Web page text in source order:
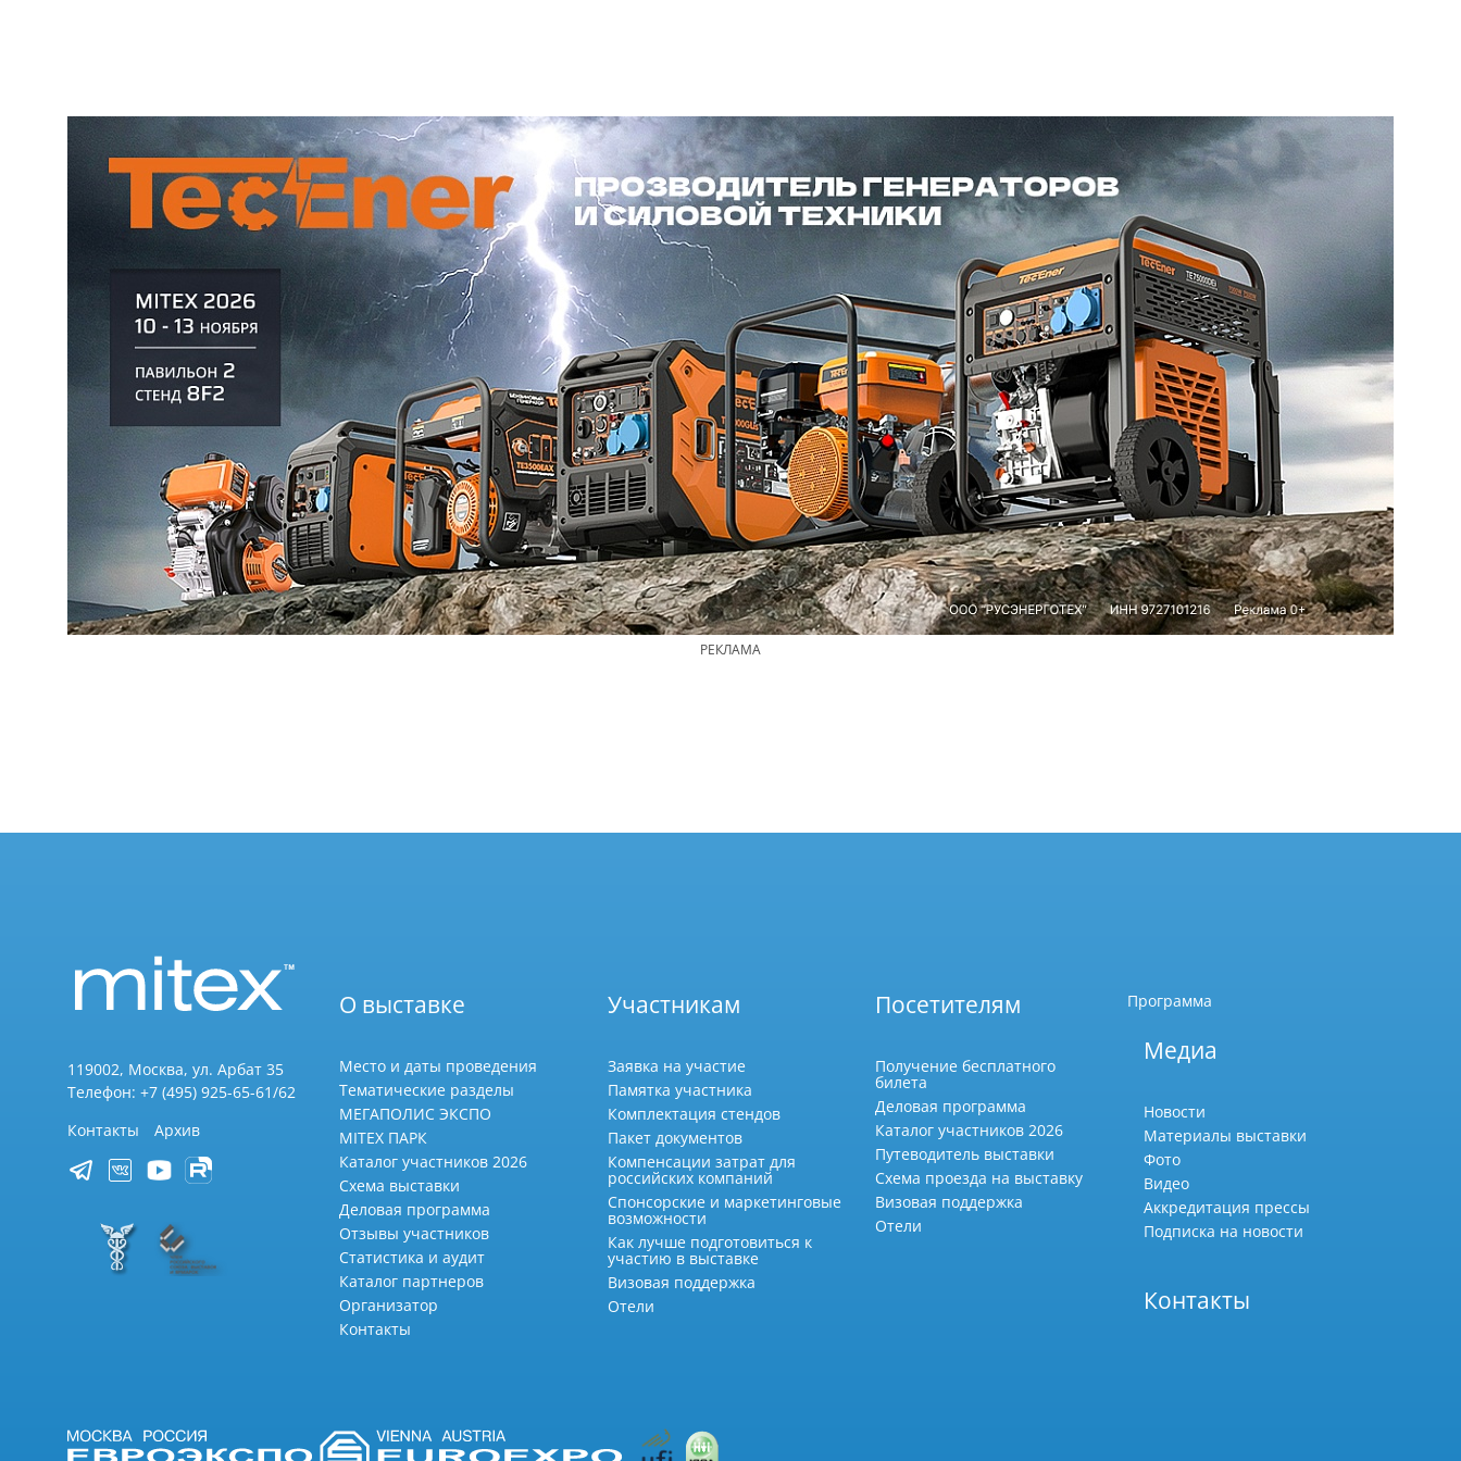
РЕКЛАМА
119002, Москва, ул. Арбат 35
Телефон: +7 (495) 925-65-61/62
Контакты
Архив
О выставке
Место и даты проведения
Тематические разделы
МЕГАПОЛИС ЭКСПО
MITEX ПАРК
Каталог участников 2026
Схема выставки
Деловая программа
Отзывы участников
Статистика и аудит
Каталог партнеров
Организатор
Контакты
Участникам
Заявка на участие
Памятка участника
Комплектация стендов
Пакет документов
Компенсации затрат для
российских компаний
Спонсорские и маркетинговые
возможности
Как лучше подготовиться к
участию в выставке
Визовая поддержка
Отели
Посетителям
Получение бесплатного
билета
Деловая программа
Каталог участников 2026
Путеводитель выставки
Схема проезда на выставку
Визовая поддержка
Отели
Программа
Медиа
Новости
Материалы выставки
Фото
Видео
Аккредитация прессы
Подписка на новости
Контакты